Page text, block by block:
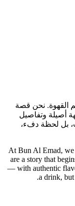
القهوة. نحن قصة
أصيلة وتفاصيل
بل لحظة دفء،
At Bun Al Emad, we
are a story that
— with authentic
a drink,